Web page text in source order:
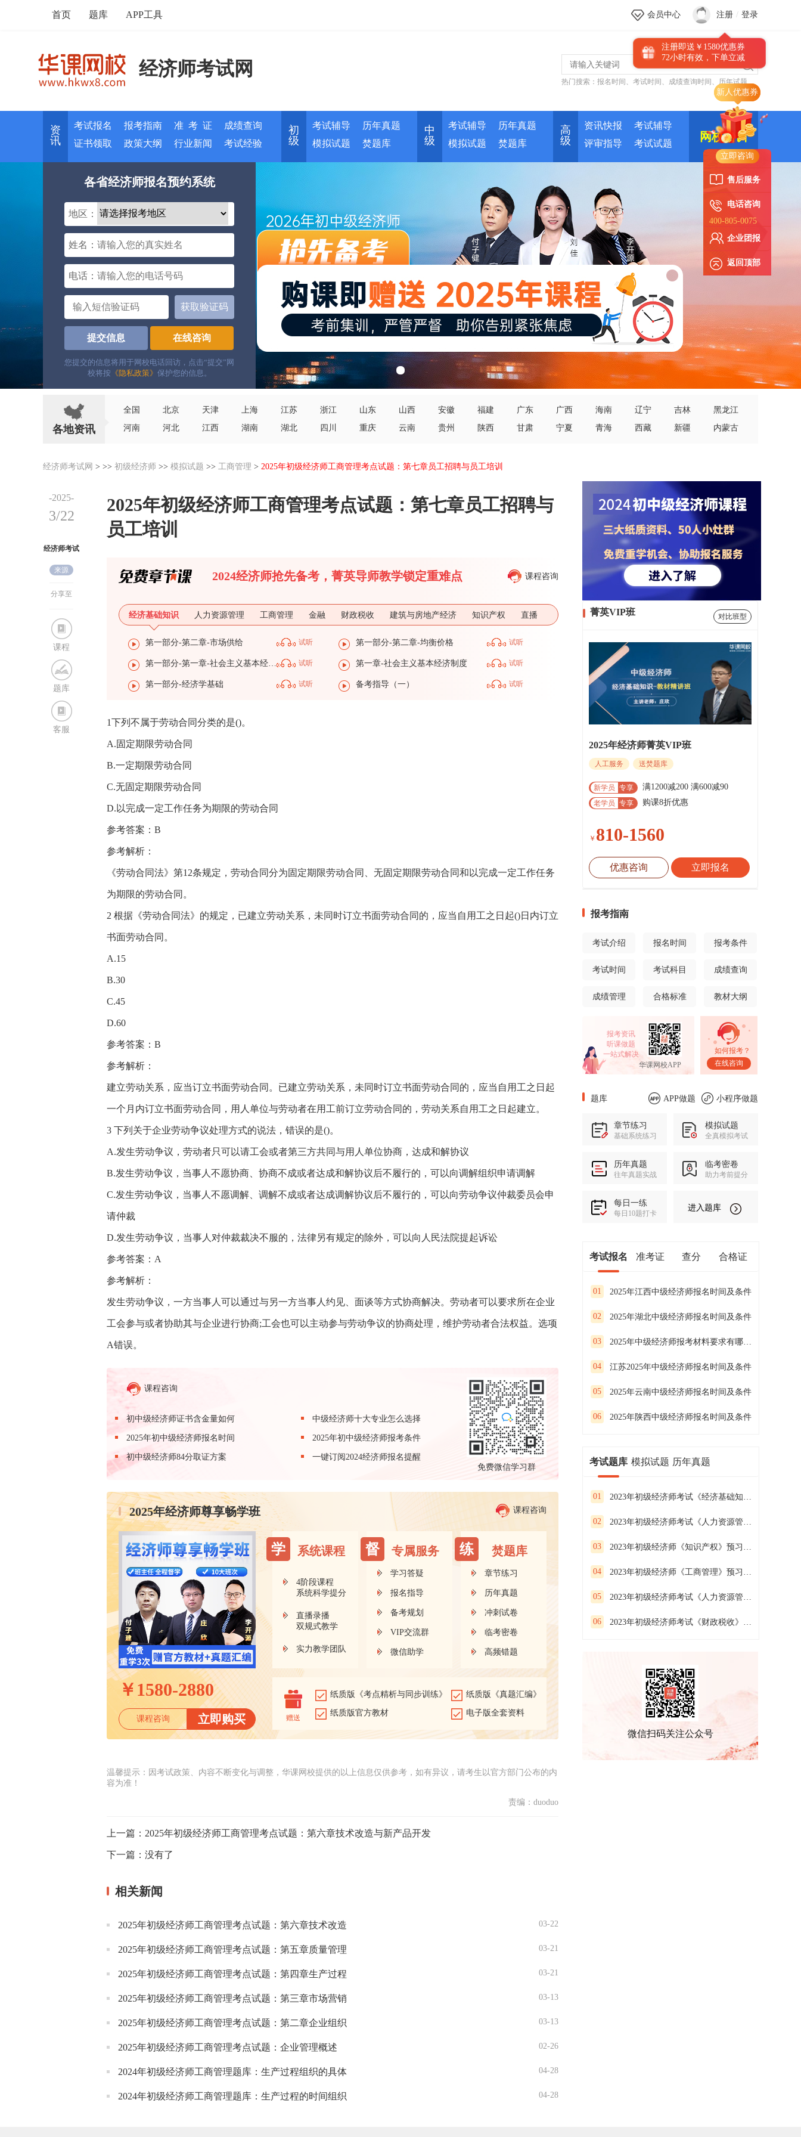
新人优惠券
立即咨询
售后服务
电话咨询
400-805-0075
企业团报
返回顶部
首页 题库 APP工具 会员中心 注册 / 登录
注册即送￥1580优惠券
72小时有效，下单立减
经济师考试网
热门搜索： 报名时间 、 考试时间 、 成绩查询时间 、 历年试题
资
讯
考试报名 报考指南 准 考 证
成绩查询
证书领取
政策大纲 行业新闻 考试经验
初
级
考试辅导
历年真题
模拟试题
焚题库
中
级
考试辅导
历年真题
模拟试题
焚题库
高
级
资讯快报
考试辅导
评审指导
考试试题
网校培训
各省经济师报名预约系统
地区：
姓名：
电话：
获取验证码
提交信息 在线咨询
您提交的信息将用于网校电话回访，点击“提交”网
校将按 《隐私政策》 保护您的信息。
各地资讯
全国 北京 天津 上海 江苏 浙江 山东 山西 安徽 福建 广东 广西 海南 辽宁 吉林
黑龙江
河南
河北 江西 湖南 湖北 四川 重庆 云南 贵州 陕西 甘肃 宁夏 青海 西藏 新疆 内蒙古
经济师考试网 > >> 初级经济师 >> 模拟试题 >> 工商管理 > 2025年初级经济师工商管理考点试题：第七章员工招聘与员工培训
-2025-
3/22
经济师考试
网
来源
分享至
课程
题库
客服
2025年初级经济师工商管理考点试题：第七章员工招聘与
员工培训
2024经济师抢先备考，菁英导师教学锁定重难点 课程咨询
经济基础知识 人力资源管理 工商管理 金融 财政税收 建筑与房地产经济 知识产权 直播
第一部分-第二章-市场供给 试听 第一部分-第二章-均衡价格 试听
第一部分-第一章-社会主义基本经济制度 试听 第一章-社会主义基本经济制度 试听
第一部分-经济学基础 试听 备考指导（一） 试听
1下列不属于劳动合同分类的是()。
A.固定期限劳动合同
B.一定期限劳动合同
C.无固定期限劳动合同
D.以完成一定工作任务为期限的劳动合同
参考答案：B
参考解析：
《劳动合同法》第12条规定，劳动合同分为固定期限劳动合同、无固定期限劳动合同和以完成一定工作任务
为期限的劳动合同。
2 根据《劳动合同法》的规定，已建立劳动关系，未同时订立书面劳动合同的，应当自用工之日起()日内订立
书面劳动合同。
A.15
B.30
C.45
D.60
参考答案：B
参考解析：
建立劳动关系，应当订立书面劳动合同。已建立劳动关系，未同时订立书面劳动合同的，应当自用工之日起
一个月内订立书面劳动合同，用人单位与劳动者在用工前订立劳动合同的，劳动关系自用工之日起建立。
3 下列关于企业劳动争议处理方式的说法，错误的是()。
A.发生劳动争议，劳动者只可以请工会或者第三方共同与用人单位协商，达成和解协议
B.发生劳动争议，当事人不愿协商、协商不成或者达成和解协议后不履行的，可以向调解组织申请调解
C.发生劳动争议，当事人不愿调解、调解不成或者达成调解协议后不履行的，可以向劳动争议仲裁委员会申
请仲裁
D.发生劳动争议，当事人对仲裁裁决不服的，法律另有规定的除外，可以向人民法院提起诉讼
参考答案：A
参考解析：
发生劳动争议，一方当事人可以通过与另一方当事人约见、面谈等方式协商解决。劳动者可以要求所在企业
工会参与或者协助其与企业进行协商;工会也可以主动参与劳动争议的协商处理，维护劳动者合法权益。选项
A错误。
课程咨询
初中级经济师证书含金量如何 中级经济师十大专业怎么选择
2025年初中级经济师报名时间 2025年初中级经济师报考条件
初中级经济师84分取证方案
一键订阅2024经济师报名提醒
免费微信学习群
2025年经济师尊享畅学班 课程咨询
￥ 1580-2880
课程咨询 立即购买
学 系统课程
4阶段课程
系统科学提分
直播录播
双规式教学
实力教学团队
督 专属服务
学习答疑
报名指导
备考规划
VIP交流群
微信助学
练 焚题库
章节练习
历年真题
冲刺试卷
临考密卷
高频错题
赠送
纸质版《考点精析与同步训练》 纸质版《真题汇编》
纸质版官方教材 电子版全套资料
温馨提示：因考试政策、内容不断变化与调整，华课网校提供的以上信息仅供参考，如有异议，请考生以官方部门公布的内
容为准！
责编：duoduo
上一篇： 2025年初级经济师工商管理考点试题：第六章技术改造与新产品开发
下一篇： 没有了
相关新闻
2025年初级经济师工商管理考点试题：第六章技术改造 03-22
2025年初级经济师工商管理考点试题：第五章质量管理 03-21
2025年初级经济师工商管理考点试题：第四章生产过程 03-21
2025年初级经济师工商管理考点试题：第三章市场营销 03-13
2025年初级经济师工商管理考点试题：第二章企业组织 03-13
2025年初级经济师工商管理考点试题：企业管理概述 02-26
2024年初级经济师工商管理题库：生产过程组织的具体 04-28
2024年初级经济师工商管理题库：生产过程的时间组织 04-28
菁英VIP班 对比班型
2025年经济师菁英VIP班
人工服务 送焚题库
新学员 专享 满1200减200 满600减90
老学员 专享 购课8折优惠
￥ 810-1560
优惠咨询 立即报名
报考指南
考试介绍 报名时间 报考条件
考试时间 考试科目 成绩查询
成绩管理 合格标准 教材大纲
报考资讯
听课做题
一站式解决
华课网校APP
如何报考？
在线咨询
题库 APP做题 小程序做题
章节练习
基础系统练习
模拟试题
全真模拟考试
历年真题
往年真题实战
临考密卷
助力考前提分
每日一练
每日10题打卡
进入题库
考试报名 准考证 查分 合格证
01 2025年江西中级经济师报名时间及条件
02 2025年湖北中级经济师报名时间及条件
03 2025年中级经济师报考材料要求有哪些内容
04 江苏2025年中级经济师报名时间及条件
05 2025年云南中级经济师报名时间及条件
06 2025年陕西中级经济师报名时间及条件
考试题库 模拟试题 历年真题
01 2023年初级经济师考试《经济基础知识》预习试卷（二）
02 2023年初级经济师考试《人力资源管理》预习试卷（一）
03 2023年初级经济师《知识产权》预习试卷（二）
04 2023年初级经济师《工商管理》预习试卷（一）
05 2023年初级经济师考试《人力资源管理》预习试卷（三）
06 2023年初级经济师考试《财政税收》预习试卷(一）
微信扫码关注公众号